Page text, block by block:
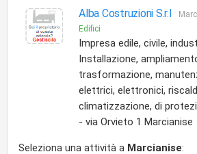
Alba Costruzioni S.r.l
Edifici
Impresa edile, civile,
Installazione,
trasformazione,
elettrici, elettronici,
climatizzazione, di
- via Orvieto 1 Marcianise
Seleziona una attività a Marcianise: